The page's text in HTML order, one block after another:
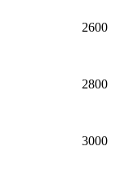
2600
2800
3000